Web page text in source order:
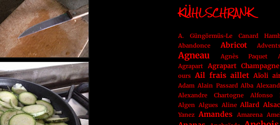
KÜHLSCHRANK
A. Güngörmüs-Le Canard
Abandonce
Abricot
Agneau Agnès Paquet
Agrapart
Agrapart Champagne
ours Ail frais aillet Aïoli
Adam Alain Passard Alba
Alexandre Chartogne
Alfonso
Algen Algues Aline Allard
Yanez Amandes Amarena